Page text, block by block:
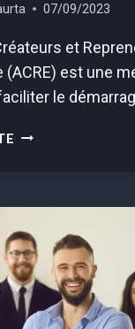
07/09/2023
et
(ACRE) est une
le
ACRE
À
LA
CRÉATION
ET
REPRISE